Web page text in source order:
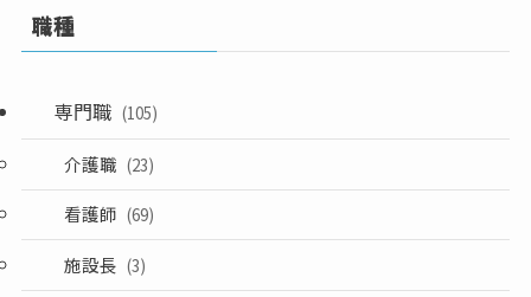
職種
専門職 (105)
介護職 (23)
看護師 (69)
施設長 (3)